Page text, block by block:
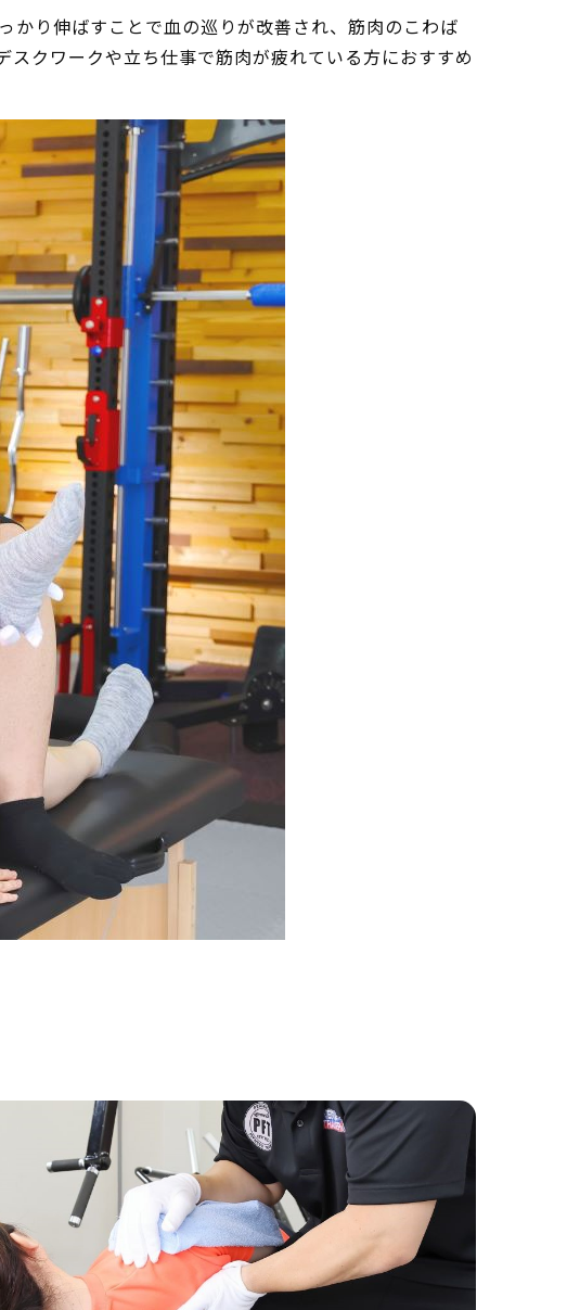
かり伸ばすことで血の巡りが改善され、筋肉のこわば
クワークや立ち仕事で筋肉が疲れている方におすすめ